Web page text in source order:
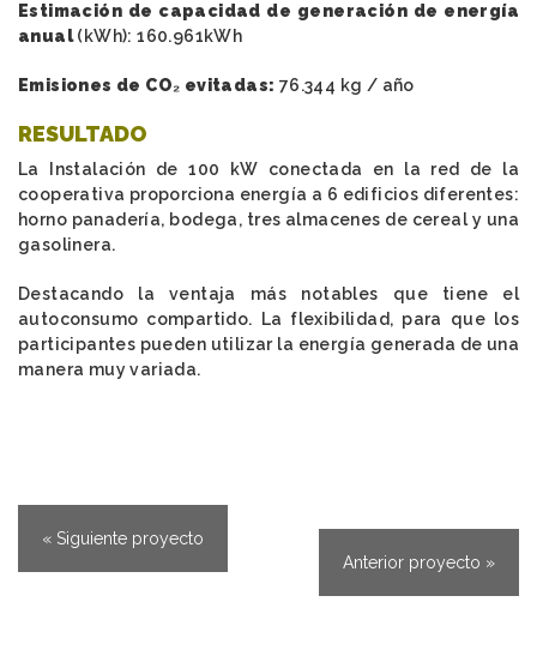
Estimación de capacidad de generación de energía
anual(kWh): 160.961kWh
Emisiones de CO₂ evitadas: 76.344 kg / año
RESULTADO
La Instalación de 100 kW conectada en la red de la
cooperativa proporciona energía a 6 edificios diferentes:
horno panadería, bodega, tres almacenes de cereal y una
gasolinera.
Destacando la ventaja más notables que tiene el
autoconsumo compartido. La flexibilidad, para que los
participantes pueden utilizar la energía generada de una
manera muy variada.
« Siguiente proyecto
Anterior proyecto »